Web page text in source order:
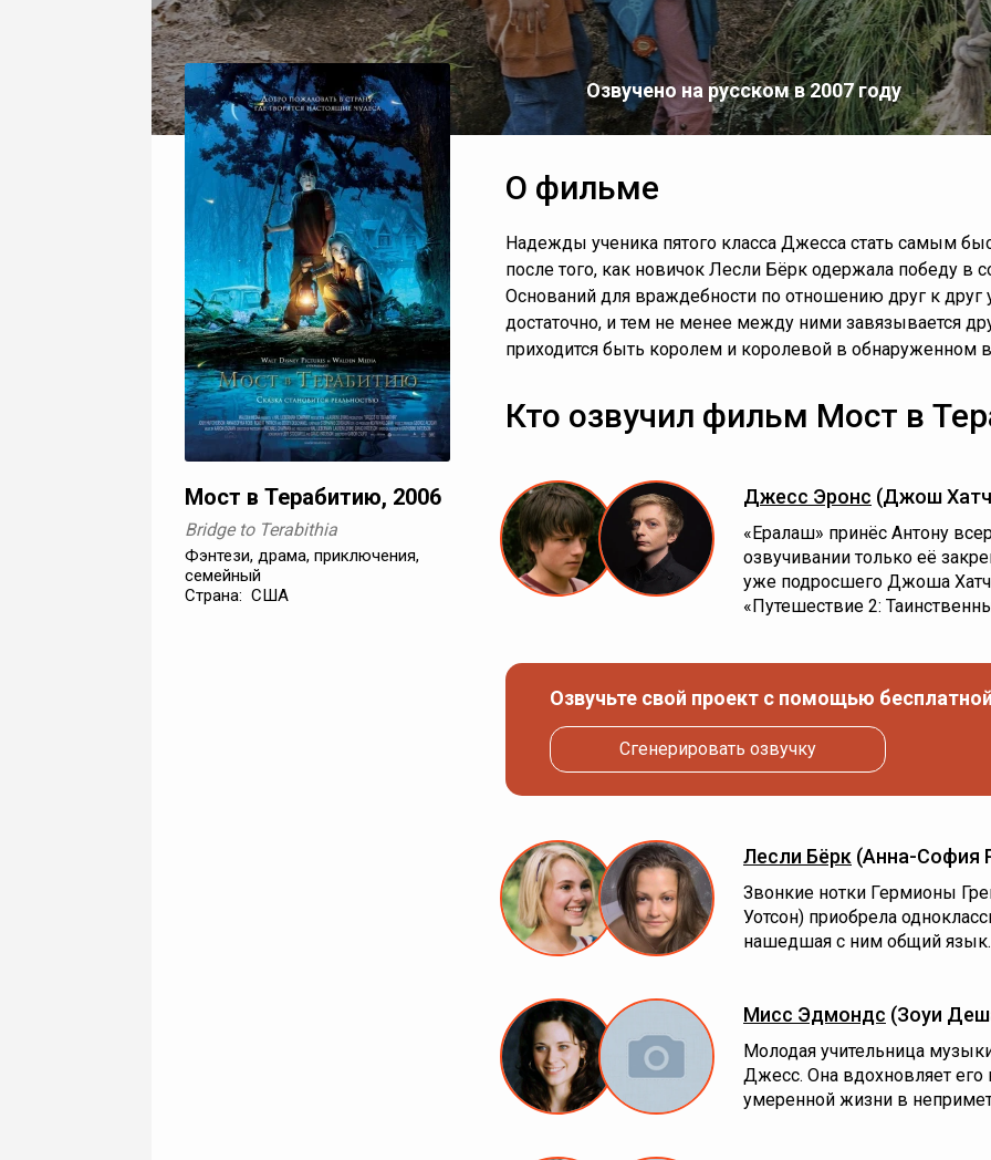
Озвучено на русском в 2007 году
Мост в Терабитию, 2006
Bridge to Terabithia
Фэнтези, драма, приключения,
семейный
Страна: США
О фильме
Надежды ученика пятого класса Джесса стать самым
после того, как новичок Лесли Бёрк одержала победу в
Оснований для враждебности по отношению друг к
достаточно, и тем не менее между ними завязывается
приходится быть королем и королевой в обнаруженном
Кто озвучил фильм Мост в
Джесс Эронс (Джош
«Ералаш» принёс Антону
озвучивании только её
уже подросшего Джоша
«Путешествие 2:
Озвучьте свой проект с помощью
Сгенерировать озвучку
Лесли Бёрк (Анна-София
Звонкие нотки Гермионы
Уотсон) приобрела
нашедшая с ним общий язык.
Мисс Эдмондс (Зоуи
Молодая учительница
Джесс. Она вдохновляет его
умеренной жизни в